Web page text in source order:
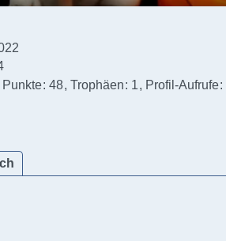
Punkte 48 Trophäen 1 Profil-Aufrufe